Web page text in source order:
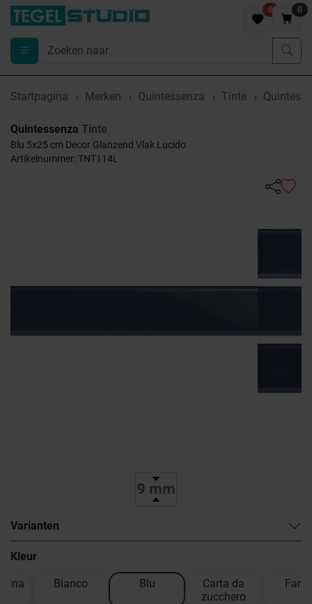
0 0
Startpagina Merken Quintessenza Tinte
Quintessenza Tinte
Blu 5x25 cm Decor Glanzend Vlak Lucido
Artikelnummer: TNT114L
Varianten
Kleur
Bianco Blu
Carta da
zucchero